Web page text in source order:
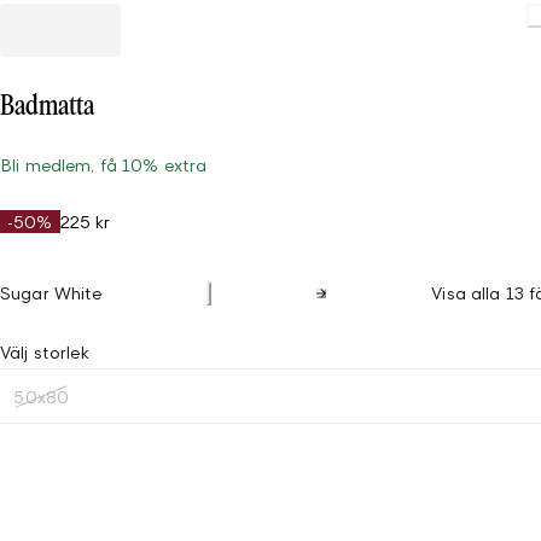
Badmatta
Bli medlem, få 10% extra
-50% 225 kr
Sugar White Visa alla 13
Välj storlek
50x80